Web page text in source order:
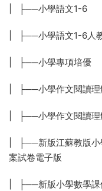
| ├──小學語文1-6
| ├──小學語文1-6人
| ├──小學專項培優
| ├──小學作文閱讀理
| ├──小學作文閱讀理
| ├──新版江蘇教版小
案試卷電子版
| ├──新版小學數學課